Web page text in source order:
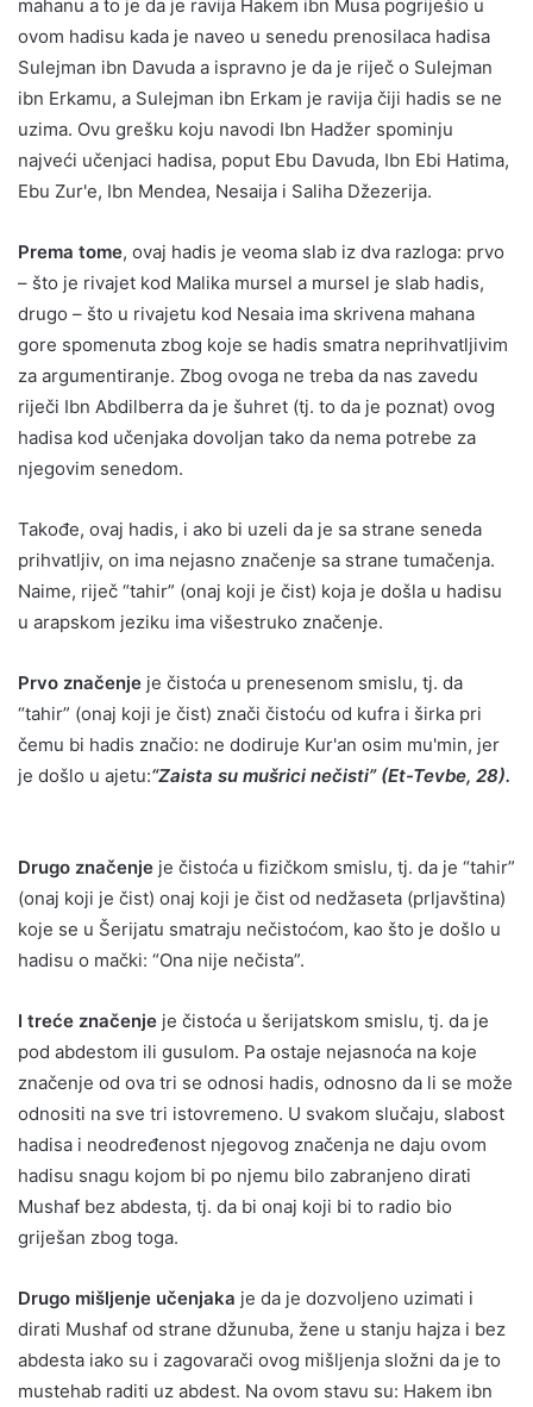
mahanu a to je da je ravija Hakem ibn Musa pogriješio u
ovom hadisu kada je naveo u senedu prenosilaca hadisa
Sulejman ibn Davuda a ispravno je da je riječ o Sulejman
ibn Erkamu, a Sulejman ibn Erkam je ravija čiji hadis se ne
uzima. Ovu grešku koju navodi Ibn Hadžer spominju
najveći učenjaci hadisa, poput Ebu Davuda, Ibn Ebi Hatima,
Ebu Zur'e, Ibn Mendea, Nesaija i Saliha Džezerija.
Prema tome, ovaj hadis je veoma slab iz dva razloga: prvo
– što je rivajet kod Malika mursel a mursel je slab hadis,
drugo – što u rivajetu kod Nesaia ima skrivena mahana
gore spomenuta zbog koje se hadis smatra neprihvatljivim
za argumentiranje. Zbog ovoga ne treba da nas zavedu
riječi Ibn Abdilberra da je šuhret (tj. to da je poznat) ovog
hadisa kod učenjaka dovoljan tako da nema potrebe za
njegovim senedom.
Takođe, ovaj hadis, i ako bi uzeli da je sa strane seneda
prihvatljiv, on ima nejasno značenje sa strane tumačenja.
Naime, riječ “tahir” (onaj koji je čist) koja je došla u hadisu
u arapskom jeziku ima višestruko značenje.
Prvo značenje je čistoća u prenesenom smislu, tj. da
“tahir” (onaj koji je čist) znači čistoću od kufra i širka pri
čemu bi hadis značio: ne dodiruje Kur'an osim mu'min, jer
je došlo u ajetu:“Zaista su mušrici nečisti” (Et-Tevbe, 28).
Drugo značenje je čistoća u fizičkom smislu, tj. da je “tahir”
(onaj koji je čist) onaj koji je čist od nedžaseta (prljavština)
koje se u Šerijatu smatraju nečistoćom, kao što je došlo u
hadisu o mački: “Ona nije nečista”.
I treće značenje je čistoća u šerijatskom smislu, tj. da je
pod abdestom ili gusulom. Pa ostaje nejasnoća na koje
značenje od ova tri se odnosi hadis, odnosno da li se može
odnositi na sve tri istovremeno. U svakom slučaju, slabost
hadisa i neodređenost njegovog značenja ne daju ovom
hadisu snagu kojom bi po njemu bilo zabranjeno dirati
Mushaf bez abdesta, tj. da bi onaj koji bi to radio bio
griješan zbog toga.
Drugo mišljenje učenjaka je da je dozvoljeno uzimati i
dirati Mushaf od strane džunuba, žene u stanju hajza i bez
abdesta iako su i zagovarači ovog mišljenja složni da je to
mustehab raditi uz abdest. Na ovom stavu su: Hakem ibn